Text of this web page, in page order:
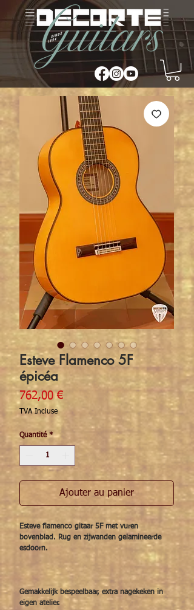
Esteve Flamenco 5F
épicéa
762,00 €Prix
TVA Incluse
Quantité *
Ajouter au panier
Esteve flamenco gitaar 5F met vuren
bovenblad. Rug en zijwanden gelamineerde
esdoorn.
Gemakkelijk bespeelbaar, extra nagekeken in
eigen atelier.